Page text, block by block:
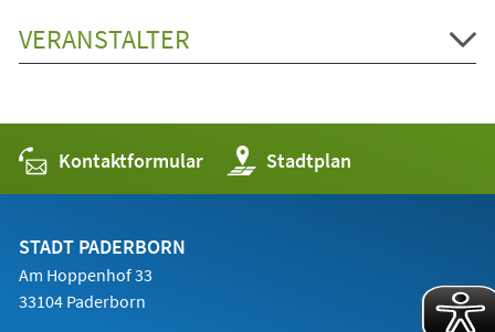
VERANSTALTER
Kontaktformular Stadtplan
(Öffnet
in
einem
STADT PADERBORN
Am Hoppenhof 33
33104 Paderborn